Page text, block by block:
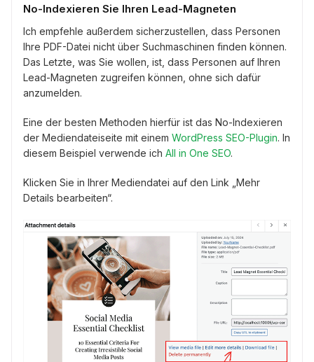
No-Indexieren Sie Ihren Lead-Magneten
Ich empfehle außerdem sicherzustellen, dass Personen
Ihre PDF-Datei nicht über Suchmaschinen finden können.
Das Letzte, was Sie wollen, ist, dass Personen auf Ihren
Lead-Magneten zugreifen können, ohne sich dafür
anzumelden.
Eine der besten Methoden hierfür ist das No-Indexieren
der Mediendateiseite mit einem WordPress SEO-Plugin. In
diesem Beispiel verwende ich All in One SEO.
Klicken Sie in Ihrer Mediendatei auf den Link „Mehr
Details bearbeiten“.